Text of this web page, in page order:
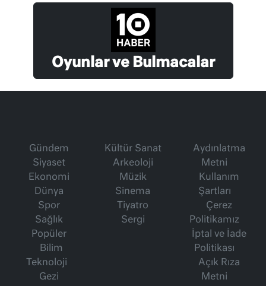
Oyunlar ve Bulmacalar
Gündem
Siyaset
Ekonomi
Dünya
Spor
Sağlık
Popüler
Bilim
Teknoloji
Gezi
Kültür Sanat
Arkeoloji
Müzik
Sinema
Tiyatro
Sergi
Aydınlatma
Metni
Kullanım
Şartları
Çerez
Politikamız
İptal ve İade
Politikası
Açık Rıza
Metni